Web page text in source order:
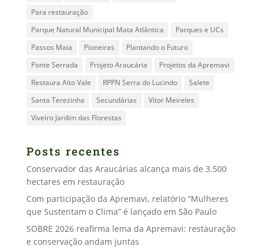
Para restauração
Parque Natural Municipal Mata Atlântica
Parques e UCs
Passos Maia
Pioneiras
Plantando o Futuro
Ponte Serrada
Projeto Araucária
Projetos da Apremavi
Restaura Alto Vale
RPPN Serra do Lucindo
Salete
Santa Terezinha
Secundárias
Vitor Meireles
Viveiro Jardim das Florestas
Posts recentes
Conservador das Araucárias alcança mais de 3.500
hectares em restauração
Com participação da Apremavi, relatório “Mulheres
que Sustentam o Clima” é lançado em São Paulo
SOBRE 2026 reafirma lema da Apremavi: restauração
e conservação andam juntas